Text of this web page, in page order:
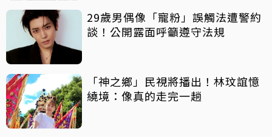
29歲男偶像「寵粉」誤觸法遭警約
談！公開露面呼籲遵守法規
「神之鄉」民視將播出！林玟誼憶
繞境：像真的走完一趟